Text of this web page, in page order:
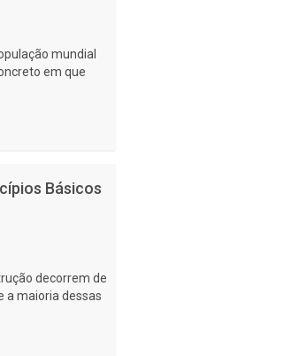
mundial
em que
Básicos
decorrem de
a maioria dessas